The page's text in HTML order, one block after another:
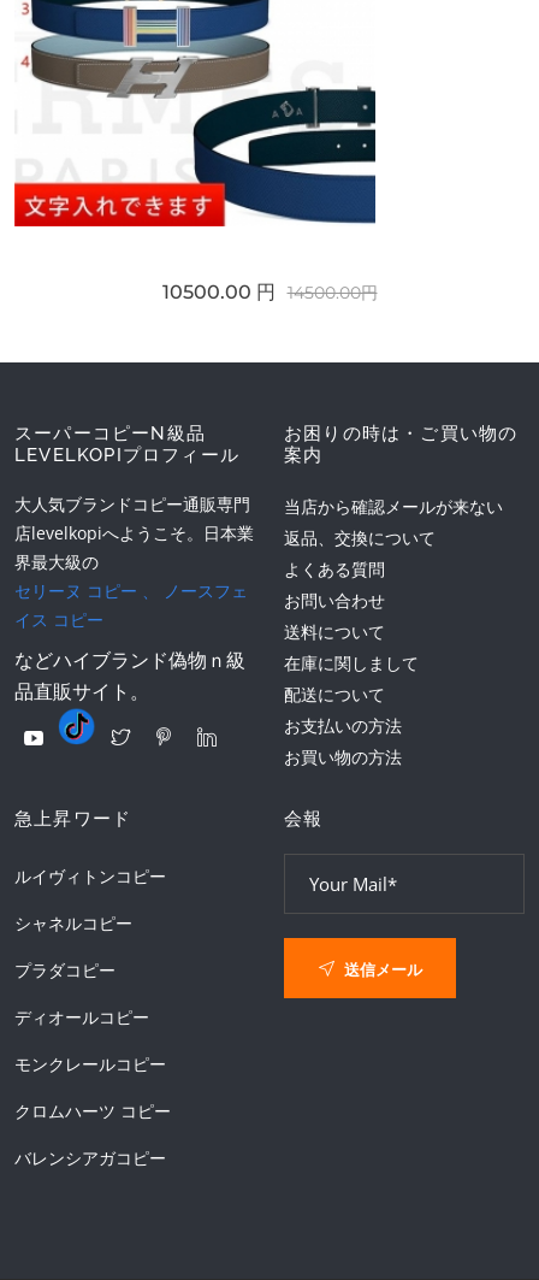
10500.00 円 14500.00円
スーパーコピーN級品
LEVELKOPIプロフィール
大人気ブランドコピー通販専門
店levelkopiへようこそ。日本業
界最大級の
セリーヌ コピー 、
ノースフェ
イス コピー
などハイブランド偽物ｎ級
品直販サイト。
お困りの時は・ご買い物の
案内
当店から確認メールが来ない
返品、交換について
よくある質問
お問い合わせ
送料について
在庫に関しまして
配送について
お支払いの方法
お買い物の方法
急上昇ワード
ルイヴィトンコピー
シャネルコピー
プラダコピー
ディオールコピー
モンクレールコピー
クロムハーツ コピー
バレンシアガコピー
会報
送信メール